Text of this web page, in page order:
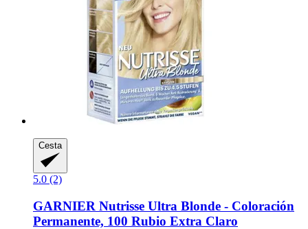
Cesta
5.0 (2)
GARNIER Nutrisse Ultra Blonde -​ Coloración
Permanente, 100 Rubio Extra Claro